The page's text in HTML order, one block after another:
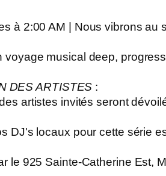
à 2:00 AM | Nous vibrons
voyage musical deep,
DES ARTISTES :
artistes invités seront
DJ's locaux pour cette série
le 925 Sainte-Catherine Est,